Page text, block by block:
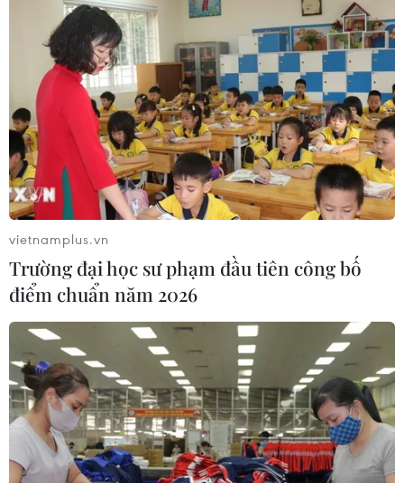
American Airlines hủy chuyến bay vì thiếu
nhân viên, thời tiết xấu
31/10/2021 05:05
American Airlines đã hủy hàng trăm chuyến bay vào
cuối tuần, trong bối cảnh đội ngũ nhân viên đang thiếu
của hãng phải làm việc rất vất vả và thời tiết diễn biến
không thuận lợi.
vietnamplus.vn
Trường đại học sư phạm đầu tiên công bố
điểm chuẩn năm 2026